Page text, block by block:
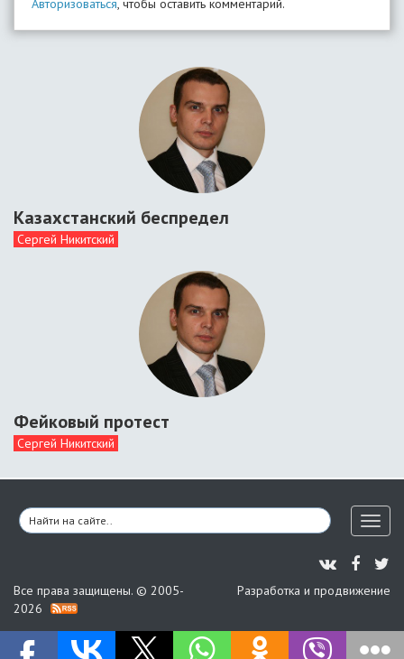
Авторизоваться, чтобы оставить комментарий.
Казахстанский беспредел
Сергей Никитский
Фейковый протест
Сергей Никитский
Все права защищены. © 2005-
2026
Разработка и продвижение